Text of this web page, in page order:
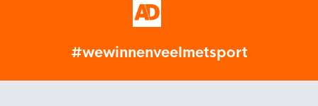
#wewinnenveelmetsport